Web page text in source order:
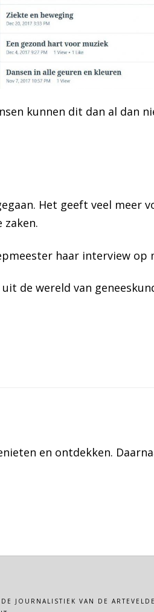
kunnen dit dan al dan
Het geeft veel meer
haar interview
de wereld van
en ontdekken.
JOURNALISTIEK VAN DE